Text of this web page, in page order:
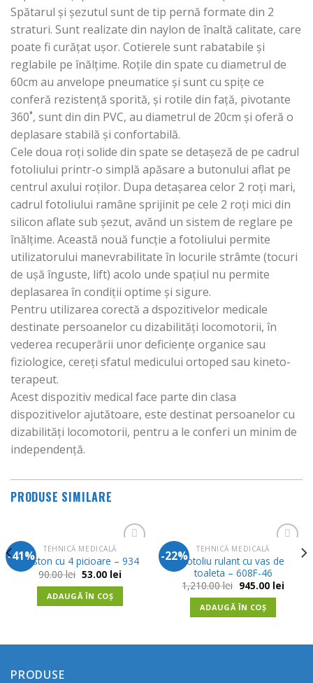
Spătarul și șezutul sunt de tip pernă formate din 2
straturi. Sunt realizate din naylon de înaltă calitate, care
poate fi curățat ușor. Cotierele sunt rabatabile și
reglabile pe înălțime. Roțile din spate cu diametrul de
60cm au anvelope pneumatice și sunt cu spițe ce
conferă rezistență sporită, și rotile din față, pivotante
360˚, sunt din din PVC, au diametrul de 20cm și oferă o
deplasare stabilă și confortabilă.
Cele doua roți solide din spate se detașeză de pe cadrul
fotoliului printr-o simplă apăsare a butonului aflat pe
centrul axului roților. Dupa detașarea celor 2 roți mari,
cadrul fotoliului ramâne sprijinit pe cele 2 roți mici din
silicon aflate sub șezut, avănd un sistem de reglare pe
înălțime. Această nouă funcție a fotoliului permite
utilizatorului manevrabilitate în locurile strâmte (tocuri
de ușă înguste, lift) acolo unde spațiul nu permite
deplasarea în condiții optime și sigure.
Pentru utilizarea corectă a dspozitivelor medicale
destinate persoanelor cu dizabilități locomotorii, în
vederea recuperării unor deficiențe organice sau
fiziologice, cereți sfatul medicului ortoped sau kineto-
terapeut.
Acest dispozitiv medical face parte din clasa
dispozitivelor ajutătoare, este destinat persoanelor cu
dizabilități locomotorii, pentru a le conferi un minim de
independență.
PRODUSE SIMILARE
-41%
Adauga
in
Wishlist
TEHNICĂ MEDICALĂ
Baston cu 4 picioare – 934
90.00lei Prețul
inițial
a
fost:
90.00 lei.
53.00 leiPrețul
curent
ADAUGĂ ÎN COȘ
-22%
Adauga
in
Wishlist
TEHNICĂ MEDICALĂ
Fotoliu rulant cu vas de
toaleta – 608F-46
1,210.00lei Prețul
a
fost:
1,210.00 lei.
945.00 leiPrețul
ADAUGĂ ÎN COȘ
PRODUSE